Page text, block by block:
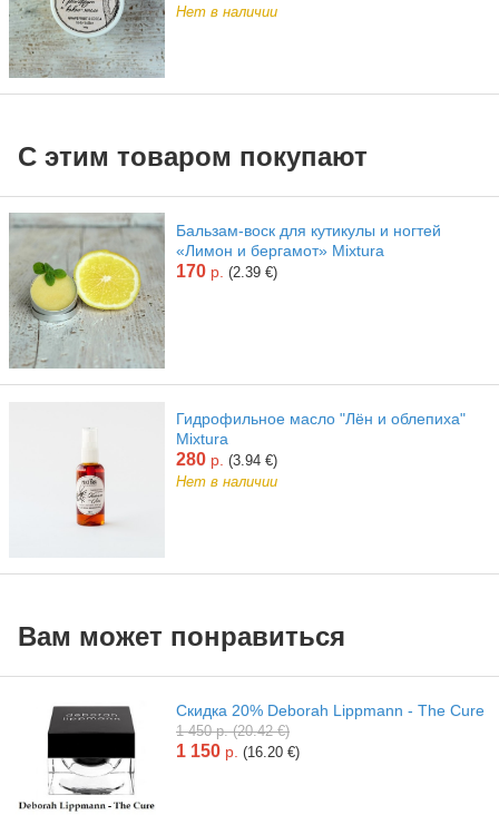
Нет в наличии
С этим товаром покупают
Бальзам-воск для кутикулы и ногтей
«Лимон и бергамот» Mixtura
170 р. (2.39 €)
Гидрофильное масло "Лён и облепиха"
Mixtura
280 р. (3.94 €)
Нет в наличии
Вам может понравиться
Скидка 20% Deborah Lippmann - The Cure
1 450 р. (20.42 €)
1 150 р. (16.20 €)